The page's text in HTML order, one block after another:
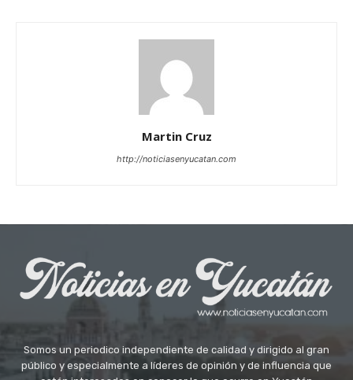
Martin Cruz
http://noticiasenyucatan.com
Somos un periodico independiente de calidad y dirigido al gran
público y especialmente a líderes de opinión y de influencia que